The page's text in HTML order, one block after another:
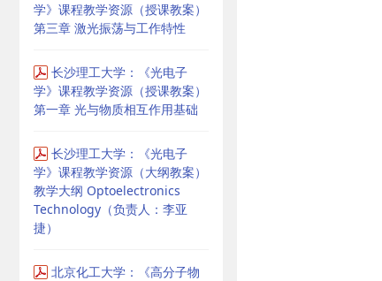
学》课程教学资源（授课教案）
第三章 激光振荡与工作特性
长沙理工大学：《光电子
学》课程教学资源（授课教案）
第一章 光与物质相互作用基础
长沙理工大学：《光电子
学》课程教学资源（大纲教案）
教学大纲 Optoelectronics
Technology（负责人：李亚
捷）
北京化工大学：《高分子物